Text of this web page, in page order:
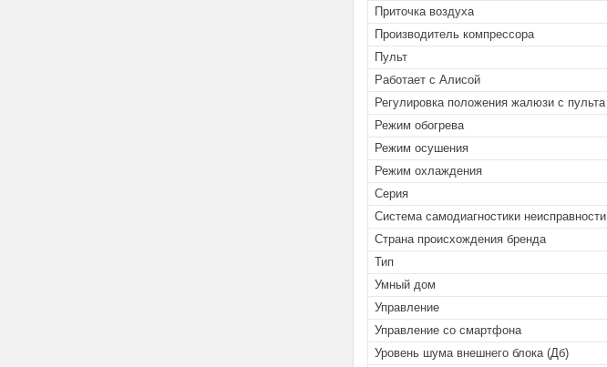
Приточка воздуха
Производитель компрессора
Пульт
Работает с Алисой
Регулировка положения жалюзи с пульта
Режим обогрева
Режим осушения
Режим охлаждения
Серия
Система самодиагностики неисправности
Страна происхождения бренда
Тип
Умный дом
Управление
Управление со смартфона
Уровень шума внешнего блока (Дб)